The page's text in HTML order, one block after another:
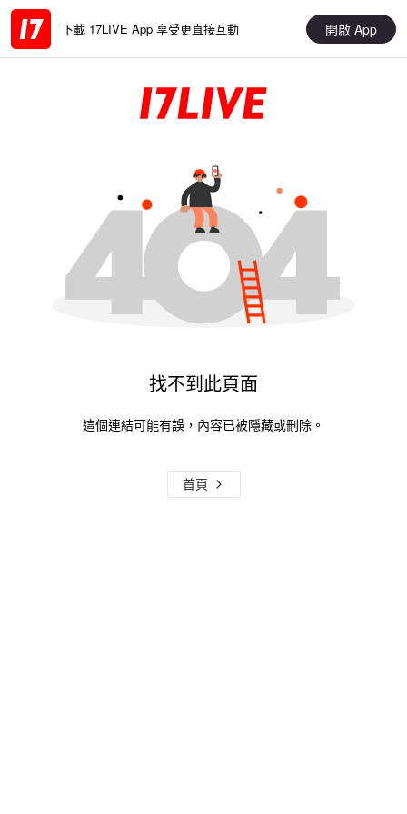
下載 17LIVE App 享受更直接互動 開啟 App
找不到此頁面
這個連結可能有誤，內容已被隱藏或刪除。
首頁